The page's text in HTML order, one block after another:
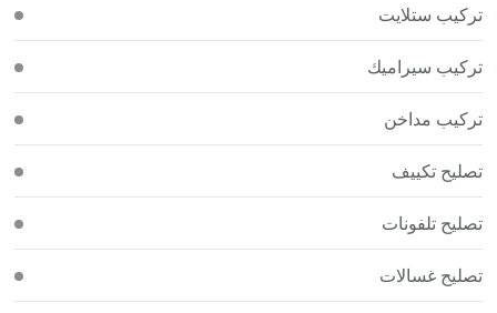
تركيب ستلايت
تركيب سيراميك
تركيب مداخن
تصليح تكييف
تصليح تلفونات
تصليح غسالات